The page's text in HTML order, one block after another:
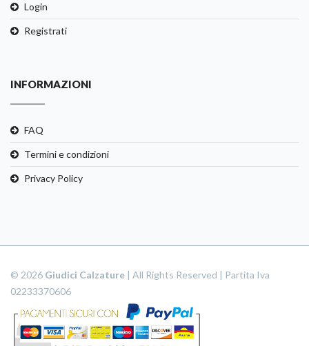
Login
Registrati
INFORMAZIONI
FAQ
Termini e condizioni
Privacy Policy
© 2026 Giudici Calzature | All Rights Reserved | Partita Iva
02233370606